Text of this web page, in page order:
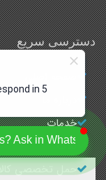
دسترسی سریع
خدمات
بلاگ
حمل تخصصی کالا
Ask in Whatsapp
in 5